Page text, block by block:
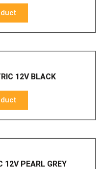
12V BLACK
12V PEARL GREY